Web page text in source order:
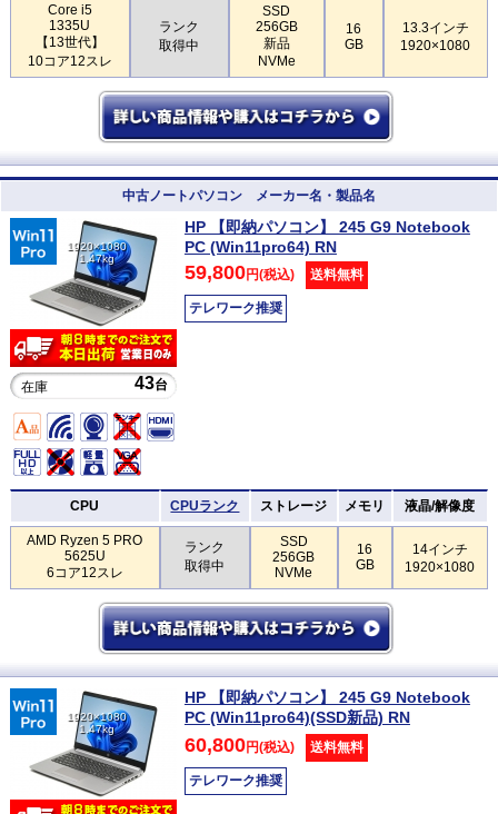
Core i5
1335U
【13世代】
10コア12スレ
ランク
取得中
SSD
256GB
新品
NVMe
16
GB
13.3インチ
1920×1080
中古ノートパソコン メーカー名・製品名
1920×1080
1.47kg
在庫 43台
HP 【即納パソコン】 245 G9 Notebook
PC (Win11pro64) RN
59,800円(税込) 送料無料
テレワーク推奨
CPU CPUランク ストレージ メモリ 液晶/解像度
AMD Ryzen 5 PRO
5625U
6コア12スレ
ランク
取得中
SSD
256GB
NVMe
16
GB
14インチ
1920×1080
1920×1080
1.47kg
HP 【即納パソコン】 245 G9 Notebook
PC (Win11pro64)(SSD新品) RN
60,800円(税込) 送料無料
テレワーク推奨